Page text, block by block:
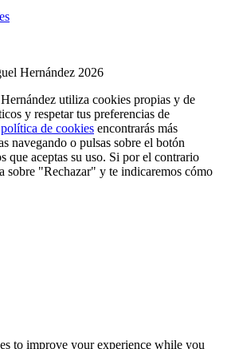
Hernández 2026
utiliza cookies propias y de
y respetar tus preferencias de
política de cookies encontrarás más
navegando o pulsas sobre el botón
que aceptas su uso. Si por el contrario
sobre "Rechazar" y te indicaremos cómo
to improve your experience while you